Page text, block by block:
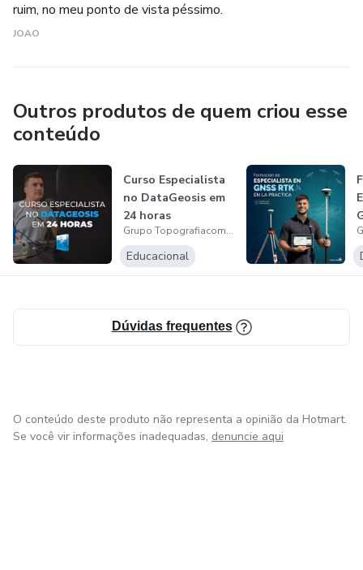
ruim, no meu ponto de vista péssimo.
JOAO
Outros produtos de quem criou esse
conteúdo
Curso Especialista
no DataGeosis em
24 horas
Grupo Topografiacomvc
Educacional
Dúvidas frequentes
O conteúdo deste produto não representa a opinião da Hotmart.
Se você vir informações inadequadas, denuncie aqui